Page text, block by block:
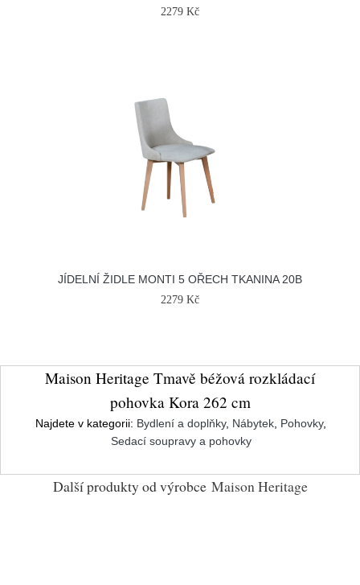
2279 Kč
JÍDELNÍ ŽIDLE MONTI 5 OŘECH TKANINA 20B
2279 Kč
Maison Heritage Tmavě béžová rozkládací
pohovka Kora 262 cm
Najdete v kategorii: Bydlení a doplňky, Nábytek Pohovky,
Sedací soupravy a pohovky
Další produkty od výrobce Maison Heritage